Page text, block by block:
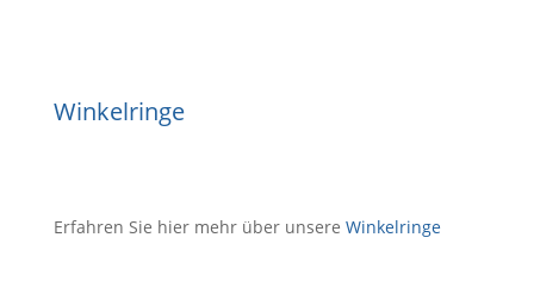
Winkelringe
Erfahren Sie hier mehr über unsere Winkelringe